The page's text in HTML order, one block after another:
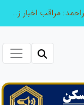
طرحواره های فعال شده در پساجنگ؛ هشدار دکتر یاراحمد: مراقب اخبار زرد و واکنش های هیجانی باشید